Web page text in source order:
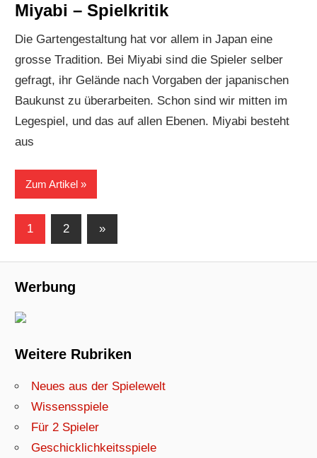
Miyabi – Spielkritik
Die Gartengestaltung hat vor allem in Japan eine
grosse Tradition. Bei Miyabi sind die Spieler selber
gefragt, ihr Gelände nach Vorgaben der japanischen
Baukunst zu überarbeiten. Schon sind wir mitten im
Legespiel, und das auf allen Ebenen. Miyabi besteht
aus
Zum Artikel
Seitennummerierung
Beiträge
1 2
Nächste
»
Werbung
Weitere Rubriken
Neues aus der Spielewelt
Wissensspiele
Für 2 Spieler
Geschicklichkeitsspiele